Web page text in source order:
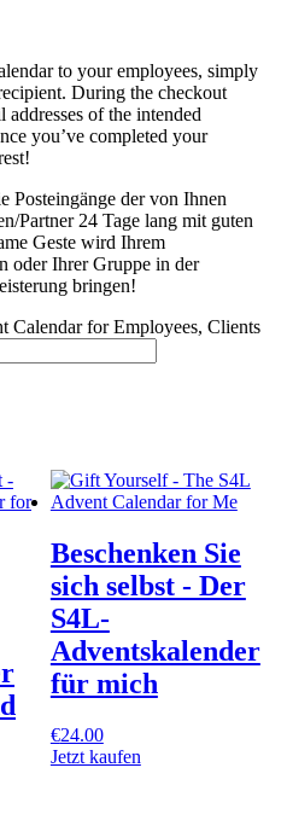
to your employees, simply
During the checkout
addresses of the intended
you’ve completed your
Posteingänge der von Ihnen
Partner 24 Tage lang mit guten
Geste wird Ihrem
oder Ihrer Gruppe in der
bringen!
Calendar for Employees, Clients
Beschenken Sie
sich selbst - Der
S4L-
Adventskalender
für mich
€24.00
Jetzt kaufen